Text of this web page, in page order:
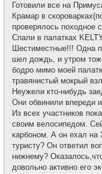
Готовили все на
Крамар в
проверялось походное
Спали в палатках
Шестиместные!!! Одна
шел дождь, и утром
бодро мимо моей
травянистый мокрый
Неужели кто-нибудь
Они обвинили впереди
Из всех участников
своим велосипедом.
карбоном. А он ехал на
туристу? Он ответил
нижнему?
довольно активно его